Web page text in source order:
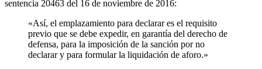
sentencia 20463 del 16 de noviembre de 2016:
«Así, el emplazamiento para declarar es el requisito
previo que se debe expedir, en garantía del derecho de
defensa, para la imposición de la sanción por no
declarar y para formular la liquidación de aforo.»